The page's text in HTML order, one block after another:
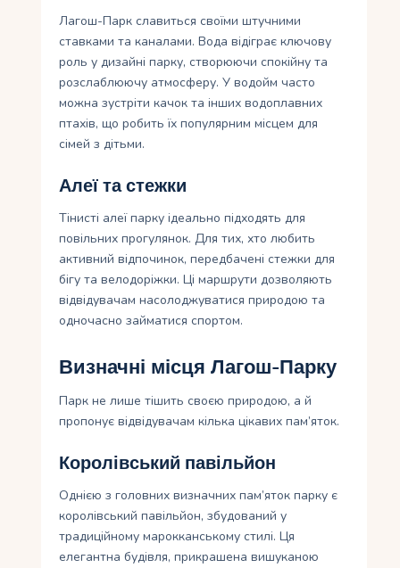
Лагош-Парк славиться своїми штучними
ставками та каналами. Вода відіграє ключову
роль у дизайні парку, створюючи спокійну та
розслаблюючу атмосферу. У водойм часто
можна зустріти качок та інших водоплавних
птахів, що робить їх популярним місцем для
сімей з дітьми.
Алеї та стежки
Тінисті алеї парку ідеально підходять для
повільних прогулянок. Для тих, хто любить
активний відпочинок, передбачені стежки для
бігу та велодоріжки. Ці маршрути дозволяють
відвідувачам насолоджуватися природою та
одночасно займатися спортом.
Визначні місця Лагош-Парку
Парк не лише тішить своєю природою, а й
пропонує відвідувачам кілька цікавих пам’яток.
Королівський павільйон
Однією з головних визначних пам’яток парку є
королівський павільйон, збудований у
традиційному марокканському стилі. Ця
елегантна будівля, прикрашена вишуканою